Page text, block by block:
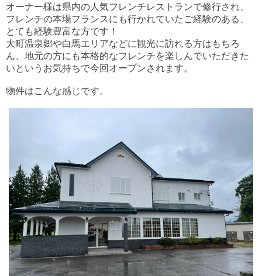
オーナー様は県内の人気フレンチレストランで修行され、
フレンチの本場フランスにも行かれていたご経験のある、
とても経験豊富な方です！
大町温泉郷や白馬エリアなどに観光に訪れる方はもちろ
ん、地元の方にも本格的なフレンチを楽しんでいただきた
いというお気持ちで今回オープンされます。
物件はこんな感じです。